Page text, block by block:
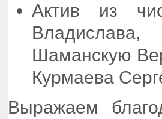
Актив из
Шаманскую
Курмаева
Выражаем